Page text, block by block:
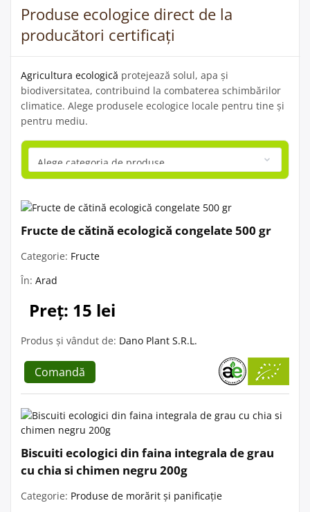
Produse ecologice direct de la
producători certificați
Agricultura ecologică protejează solul, apa și
biodiversitatea, contribuind la combaterea schimbărilor
climatice. Alege produsele ecologice locale pentru tine și
pentru mediu.
Fructe de cătină ecologică congelate 500 gr
Categorie: Fructe
În: Arad
Preț: 15 lei
Produs și vândut de: Dano Plant S.R.L.
Comandă
Biscuiti ecologici din faina integrala de grau
cu chia si chimen negru 200g
Categorie: Produse de morărit și panificație